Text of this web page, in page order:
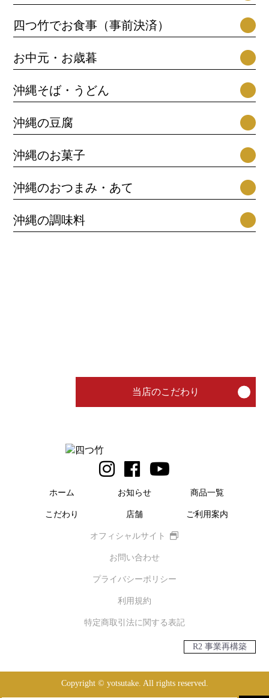
四つ竹でお食事（事前決済）
お中元・お歳暮
沖縄そば・うどん
沖縄の豆腐
沖縄のお菓子
沖縄のおつまみ・あて
沖縄の調味料
当店のこだわり
ホーム お知らせ 商品一覧
こだわり 店舗 ご利用案内
オフィシャルサイト
お問い合わせ
プライバシーポリシー
利用規約
特定商取引法に関する表記
R2 事業再構築
Copyright © yotsutake. All rights reserved.